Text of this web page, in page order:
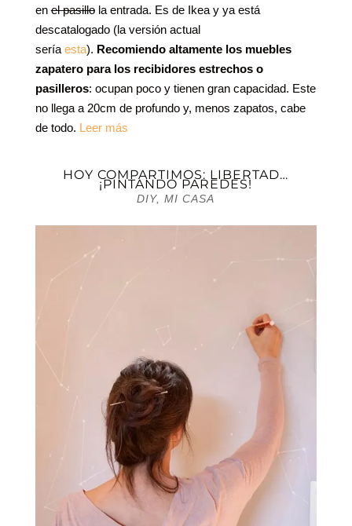
enel pasillola entrada. Es de Ikea y ya está
descatalogado (la versión actual
seríaesta). Recomiendo altamente los muebles
zapatero para los recibidores estrechos o
pasilleros: ocupan poco y tienen gran capacidad. Este
no llega a 20cm de profundo y, menos zapatos, cabe
de todo. Leer más
HOY COMPARTIMOS: LIBERTAD…
¡PINTANDO PAREDES!
DIY,MI CASA